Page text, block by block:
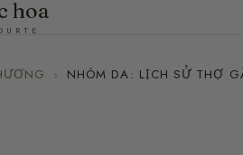
hoa
› NHÓM DA: LỊCH SỬ THỢ